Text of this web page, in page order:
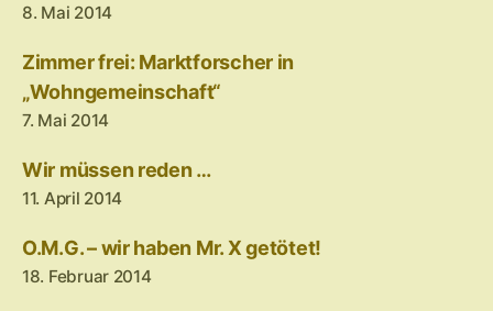
8. Mai 2014
Zimmer frei: Marktforscher in
„Wohngemeinschaft“
7. Mai 2014
Wir müssen reden …
11. April 2014
O.M.G. – wir haben Mr. X getötet!
18. Februar 2014